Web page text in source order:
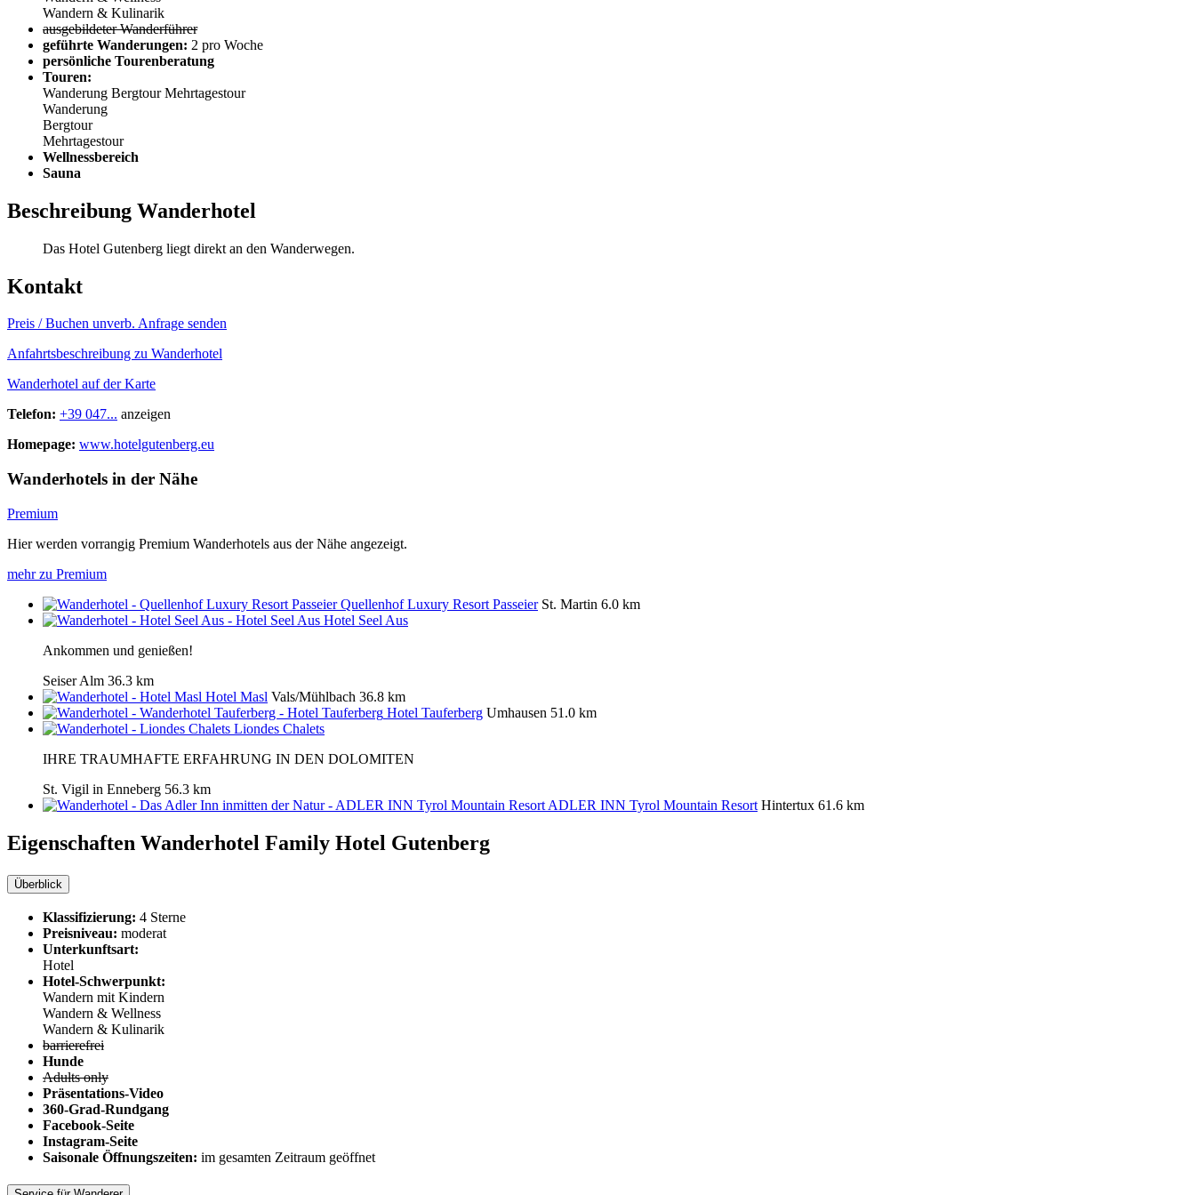
Wandern & Kulinarik
ausgebildeter Wanderführer
geführte Wanderungen: 2 pro Woche
persönliche Tourenberatung
Touren:
Wanderung BergtourMehrtagestour
Wanderung
Bergtour
Mehrtagestour
Wellnessbereich
Sauna
Beschreibung Wanderhotel
Das Hotel Gutenberg liegt direkt an den Wanderwegen.
Kontakt
Preis / Buchen unverb. Anfrage senden
Anfahrtsbeschreibung zu Wanderhotel
Wanderhotel auf der Karte
Telefon: +39 047... anzeigen
Homepage: www.hotelgutenberg.eu
Wanderhotels in der Nähe
Premium
Hier werden vorrangig Premium Wanderhotels aus der Nähe angezeigt.
mehr zu Premium
Quellenhof Luxury Resort Passeier St. Martin 6.0 km
Hotel Seel Aus
Ankommen und genießen!
Seiser Alm 36.3 km
Hotel Masl Vals/Mühlbach 36.8 km
Hotel Tauferberg Umhausen 51.0 km
Liondes Chalets
IHRE TRAUMHAFTE ERFAHRUNG IN DEN DOLOMITEN
St. Vigil in Enneberg 56.3 km
ADLER INN Tyrol Mountain Resort Hintertux 61.6 km
Eigenschaften Wanderhotel Family Hotel Gutenberg
Überblick
Klassifizierung: 4 Sterne
Preisniveau: moderat
Unterkunftsart:
Hotel
Hotel-Schwerpunkt:
Wandern mit Kindern
Wandern & Wellness
Wandern & Kulinarik
barrierefrei
Hunde
Adults only
Präsentations-Video
360-Grad-Rundgang
Facebook-Seite
Instagram-Seite
Saisonale Öffnungszeiten: im gesamten Zeitraum geöffnet